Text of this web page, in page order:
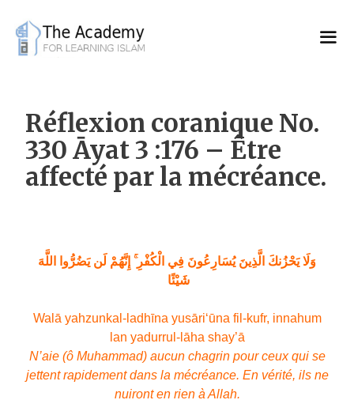
content
Réflexion coranique No.
330 Āyat 3 :176 – Être
affecté par la mécréance.
وَلَا يَحْزُنكَ الَّذِينَ يُسَارِعُونَ فِي الْكُفْرِ ۚ إِنَّهُمْ لَن يَضُرُّوا اللَّهَ
شَيْئًا
Walā yahzunkal-ladhīna yusāri‘ūna fil-kufr, innahum
lan yadurrul-lāha shay’ā
N’aie (ô Muhammad) aucun chagrin pour ceux qui se
jettent rapidement dans la mécréance. En vérité, ils ne
nuiront en rien à Allah.